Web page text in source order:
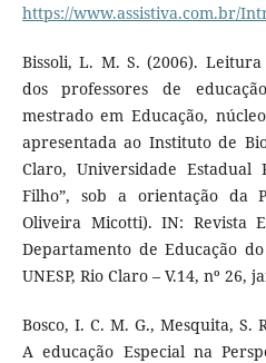
https://www.assistiva.com.br/
Bissoli, L. M. S. (2006).
dos professores de
mestrado em Educação,
apresentada ao Instituto de
Claro, Universidade Estadual
Filho”, sob a orientação da
Oliveira Micotti). IN: Revista
Departamento de Educação
UNESP, Rio Claro – V.14, nº 26,
Bosco, I. C. M. G., Mesquita, S.
A educação Especial na